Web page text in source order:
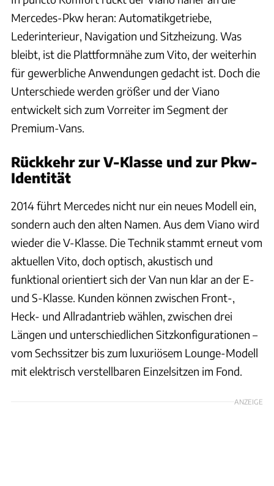
Mercedes-Pkw heran: Automatikgetriebe,
Lederinterieur, Navigation und Sitzheizung. Was
bleibt, ist die Plattformnähe zum Vito, der weiterhin
für gewerbliche Anwendungen gedacht ist. Doch die
Unterschiede werden größer und der Viano
entwickelt sich zum Vorreiter im Segment der
Premium-Vans.
Rückkehr zur V-Klasse und zur Pkw-
Identität
2014 führt Mercedes nicht nur ein neues Modell ein,
sondern auch den alten Namen. Aus dem Viano wird
wieder die V-Klasse. Die Technik stammt erneut vom
aktuellen Vito, doch optisch, akustisch und
funktional orientiert sich der Van nun klar an der E-
und S-Klasse. Kunden können zwischen Front-,
Heck- und Allradantrieb wählen, zwischen drei
Längen und unterschiedlichen Sitzkonfigurationen –
vom Sechssitzer bis zum luxuriösem Lounge-Modell
mit elektrisch verstellbaren Einzelsitzen im Fond.
ANZEIGE